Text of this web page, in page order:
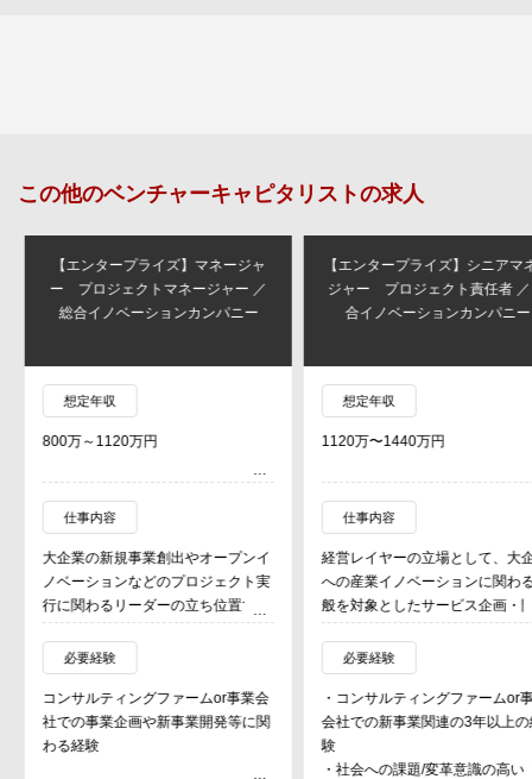
この他のベンチャーキャピタリストの求人
【エンタープライズ】マネージャ
ー プロジェクトマネージャー ／
総合イノベーションカンパニー
想定年収
800万～1120万円
仕事内容
大企業の新規事業創出やオープンイ
ノベーションなどのプロジェクト実
行に関わるリーダーの立ち位置で、
クライアント責任者とのコミュニケ
ーションをとりつつ、社内メンバー
を巻き込んだプロジェクトの企画・
設計・提案や実行マネジメントを担
う。
・大企業への多様イノベーションプ
必要経験
コンサルティングファームor事業会
社での事業企画や新事業開発等に関
わる経験
【エンタープライズ】シニアマ
ジャー プロジェクト責任者 ／
合イノベーションカンパニー
想定年収
1120万〜1440万円
仕事内容
経営レイヤーの立場として、大企
への産業イノベーションに関わる
般を対象としたサービス企画・開
から営業・案件創出を担う。
加えてプロジェクト責任者として
客・チームリードなど責任と権限
持って、一緒に事業を成長させて
くとともに、社内の組織や人材の
発などにも関わっていく。
必要経験
・コンサルティングファームor事
会社での新事業関連の3年以上の
験
・社会への課題/変革意識の高い方